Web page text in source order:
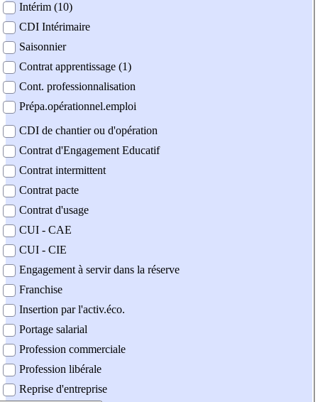
Intérim (10)
CDI Intérimaire
Saisonnier
Contrat apprentissage (1)
Cont. professionnalisation
Prépa.opérationnel.emploi
CDI de chantier ou d'opération
Contrat d'Engagement Educatif
Contrat intermittent
Contrat pacte
Contrat d'usage
CUI - CAE
CUI - CIE
Engagement à servir dans la réserve
Franchise
Insertion par l'activ.éco.
Portage salarial
Profession commerciale
Profession libérale
Reprise d'entreprise